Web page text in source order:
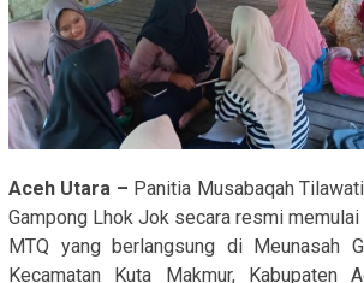
Aceh Utara – Panitia Musabaqah
Gampong Lhok Jok secara resmi
MTQ yang berlangsung di Meunasah
Kecamatan Kuta Makmur, Kabupaten